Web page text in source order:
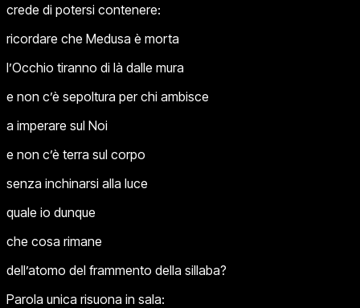
crede di potersi contenere:
ricordare che Medusa è morta
l’Occhio tiranno di là dalle mura
e non c’è sepoltura per chi ambisce
a imperare sul Noi
e non c’è terra sul corpo
senza inchinarsi alla luce
quale io dunque
che cosa rimane
dell’atomo del frammento della sillaba?
Parola unica risuona in sala: